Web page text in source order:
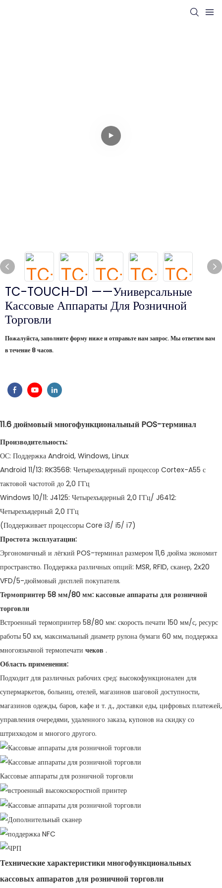
TC-TOUCH-D1 ——Универсальные
Кассовые Аппараты Для Розничной
Торговли
Пожалуйста, заполните форму ниже и отправьте нам запрос. Мы ответим вам
в течение 8 часов.
11.6дюймовый многофункциональный POS-терминал
Производительность:
ОС: Поддержка Android, Windows, Linux
Android 11/13: RK3568: Четырехъядерный процессор Cortex-A55 с
тактовой частотой до 2,0 ГГц
Windows 10/11: J4125: Четырехъядерный 2,0 ГГц/ J6412:
Четырехъядерный 2,0 ГГц
(Поддерживает процессоры Core i3/ i5/ i7)
Простота эксплуатации:
Эргономичный и лёгкий POS-терминал размером 11,6 дюйма экономит
пространство. Поддержка различных опций: MSR, RFID, сканер, 2x20
VFD/5-дюймовый дисплей покупателя.
Термопринтер 58 мм/80 мм: кассовые аппараты для розничной
торговли
Встроенный термопринтер 58/80 мм: скорость печати 150 мм/с, ресурс
работы 50 км, максимальный диаметр рулона бумаги 60 мм, поддержка
многоязычной термопечати чеков .
Область применения:
Подходит для различных рабочих сред: высокофункционален для
супермаркетов, больниц, отелей, магазинов шаговой доступности,
магазинов одежды, баров, кафе и т. д., доставки еды, цифровых платежей,
управления очередями, удаленного заказа, купонов на скидку со
штрихкодом и многого другого.
Кассовые аппараты для розничной торговли
Технические характеристики многофункциональных
кассовых аппаратов для розничной торговли